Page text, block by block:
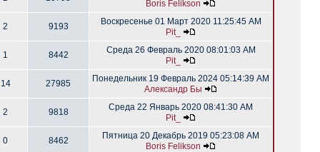
Boris Felikson
2 9193
Воскресенье 01 Март 2020 11:25:45 AM
Pit_
1 8442
Среда 26 Февраль 2020 08:01:03 AM
Pit_
14 27985
Понедельник 19 Февраль 2024 05:14:39 AM
Александр Бы
2 9818
Среда 22 Январь 2020 08:41:30 AM
Pit_
0 8462
Пятница 20 Декабрь 2019 05:23:08 AM
Boris Felikson